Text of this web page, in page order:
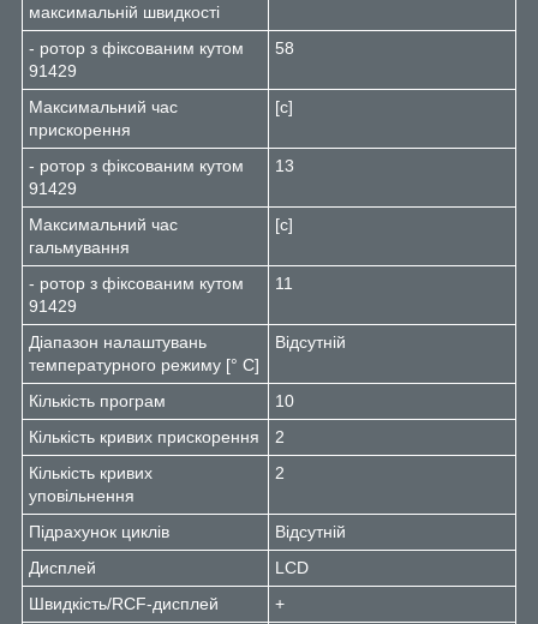
максимальній швидкості
- ротор з фіксованим кутом
91429
58
Максимальний час
прискорення
[с]
- ротор з фіксованим кутом
91429
13
Максимальний час
гальмування
[с]
- ротор з фіксованим кутом
91429
11
Діапазон налаштувань
температурного режиму [° C]
Відсутній
Кількість програм
10
Кількість кривих прискорення
2
Кількість кривих
уповільнення
2
Підрахунок циклів
Відсутній
Дисплей
LCD
Швидкість/RCF-дисплей
+